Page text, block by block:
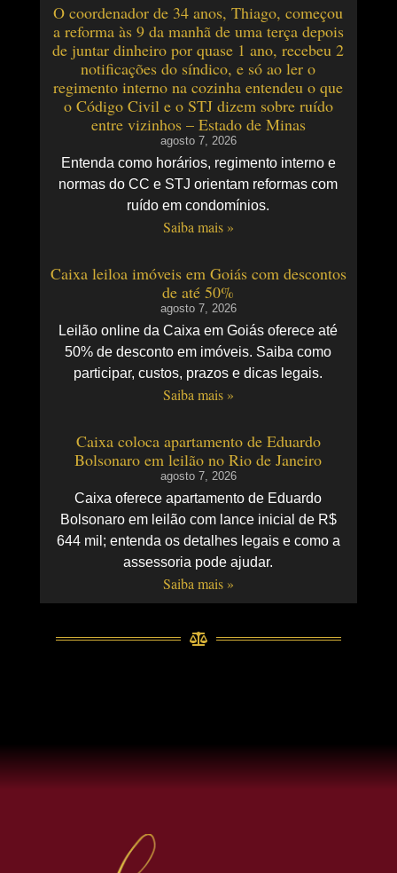
O coordenador de 34 anos, Thiago, começou
a reforma às 9 da manhã de uma terça depois
de juntar dinheiro por quase 1 ano, recebeu 2
notificações do síndico, e só ao ler o
regimento interno na cozinha entendeu o que
o Código Civil e o STJ dizem sobre ruído
entre vizinhos – Estado de Minas
agosto 7, 2026
Entenda como horários, regimento interno e
normas do CC e STJ orientam reformas com
ruído em condomínios.
Saiba mais »
Caixa leiloa imóveis em Goiás com descontos
de até 50%
agosto 7, 2026
Leilão online da Caixa em Goiás oferece até
50% de desconto em imóveis. Saiba como
participar, custos, prazos e dicas legais.
Saiba mais »
Caixa coloca apartamento de Eduardo
Bolsonaro em leilão no Rio de Janeiro
agosto 7, 2026
Caixa oferece apartamento de Eduardo
Bolsonaro em leilão com lance inicial de R$
644 mil; entenda os detalhes legais e como a
assessoria pode ajudar.
Saiba mais »